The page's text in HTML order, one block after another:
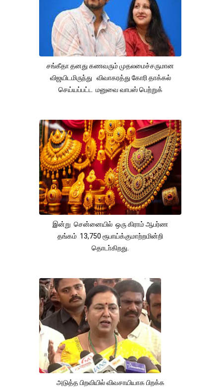
சங்கீதா தனது கணவரும் முதலமைச்சருமான
விஜயிடமிருந்து விவாகரத்து கோரி தாக்கல்
செய்யப்பட்ட மனுவை வாபஸ் பெற்றுக்
இன்று சென்னையில் ஒரு கிராம் ஆபர்ண
தங்கம் 13,750 ரூபாய்க்குமாற்றமின்றி
தொடா்கிறது.
அடுத்த பிறவியில் விவசாயியாக பிறக்க